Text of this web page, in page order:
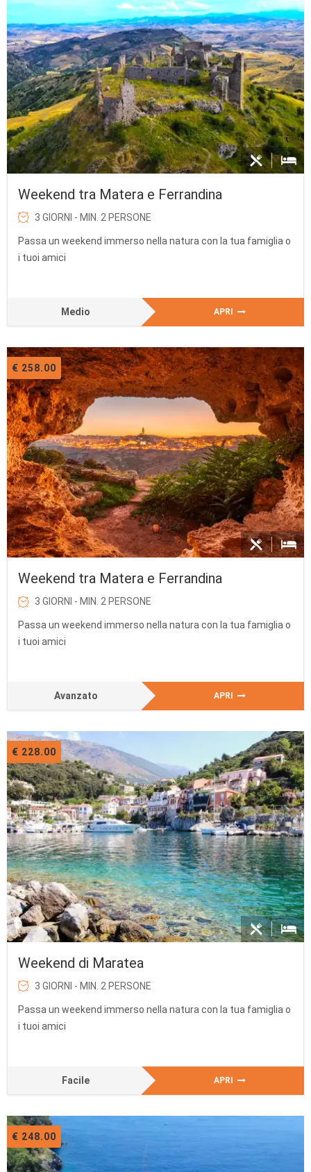
Weekend tra Matera e Ferrandina
3 GIORNI - MIN. 2 PERSONE
Passa un weekend immerso nella natura con la tua famiglia o
i tuoi amici
Medio APRI
€ 258.00
Weekend tra Matera e Ferrandina
3 GIORNI - MIN. 2 PERSONE
Passa un weekend immerso nella natura con la tua famiglia o
i tuoi amici
Avanzato APRI
€ 228.00
Weekend di Maratea
3 GIORNI - MIN. 2 PERSONE
Passa un weekend immerso nella natura con la tua famiglia o
i tuoi amici
Facile APRI
€ 248.00